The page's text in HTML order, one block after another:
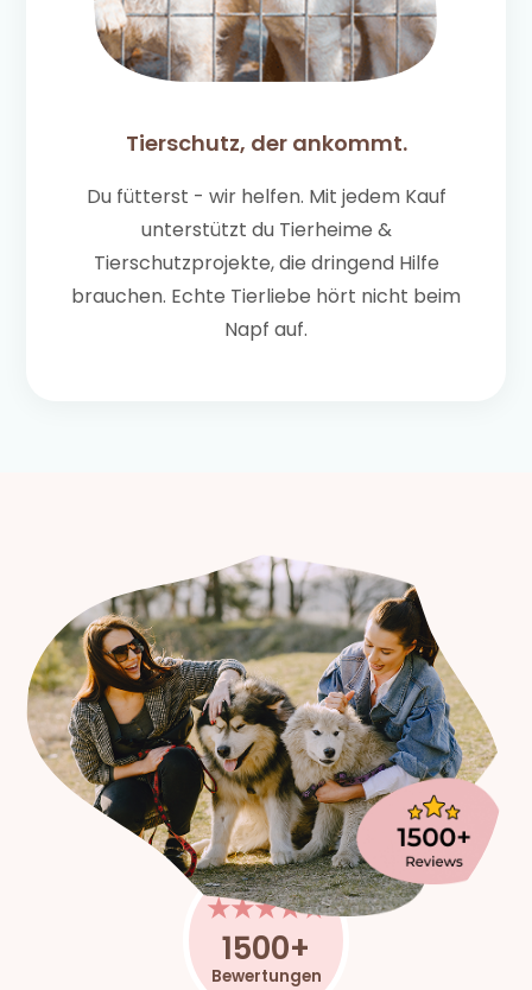
Tierschutz, der ankommt.
Du fütterst - wir helfen. Mit jedem Kauf
unterstützt du Tierheime &
Tierschutzprojekte, die dringend Hilfe
brauchen. Echte Tierliebe hört nicht beim
Napf auf.
★★★★★
1500+
Bewertungen